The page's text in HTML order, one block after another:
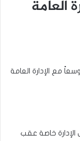
العامة
مع الإدارة العامة
الإدارة خاصة عقب